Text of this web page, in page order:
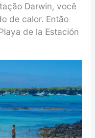
Darwin, você
de calor. Então
de la Estación